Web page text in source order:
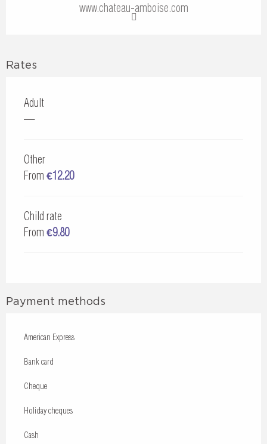
www.chateau-amboise.com
Rates
Adult
—
Other
From €12.20
Child rate
From €9.80
Payment methods
American Express
Bank card
Cheque
Holiday cheques
Cash